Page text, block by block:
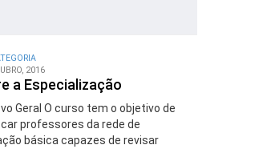
2016
a Especialização
Geral O curso tem o objetivo de
professores da rede de
básica capazes de revisar